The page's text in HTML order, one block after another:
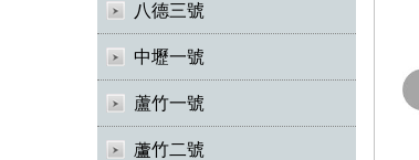
八德三號
中壢一號
蘆竹一號
蘆竹二號